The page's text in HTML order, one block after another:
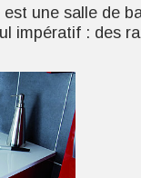
une salle de
impératif : des